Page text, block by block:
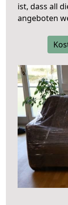
ist, dass all
angeboten